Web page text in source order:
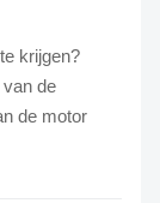
krijgen?
de
de motor